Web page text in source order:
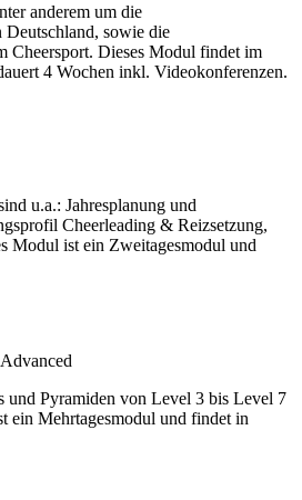
anderem um die
sowie die
Cheersport. Dieses Modul findet im
4 Wochen inkl. Videokonferenzen.
u.a.: Jahresplanung und
Cheerleading & Reizsetzung,
Modul ist ein Zweitagesmodul und
und Pyramiden von Level 3 bis Level 7
ein Mehrtagesmodul und findet in